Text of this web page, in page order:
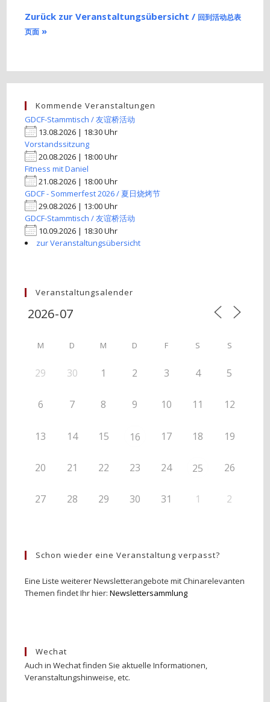
Zurück zur Veranstaltungsübersicht / 回到活动总表
页面 »
Kommende Veranstaltungen
GDCF-Stammtisch / 友谊桥活动
13.08.2026 | 18:30 Uhr
Vorstandssitzung
20.08.2026 | 18:00 Uhr
Fitness mit Daniel
21.08.2026 | 18:00 Uhr
GDCF - Sommerfest 2026 / 夏日烧烤节
29.08.2026 | 13:00 Uhr
GDCF-Stammtisch / 友谊桥活动
10.09.2026 | 18:30 Uhr
zur Veranstaltungsübersicht
Veranstaltungsalender
M D M D F S S
29 30 1 2 3 4 5
6 7 8 9 10 11 12
13 14 15 16 17 18 19
20 21 22 23 24 25 26
27 28 29 30 31 1 2
Schon wieder eine Veranstaltung verpasst?
Eine Liste weiterer Newsletterangebote mit Chinarelevanten
Themen findet Ihr hier:Newslettersammlung
Wechat
Auch in Wechat finden Sie aktuelle Informationen,
Veranstaltungshinweise, etc.